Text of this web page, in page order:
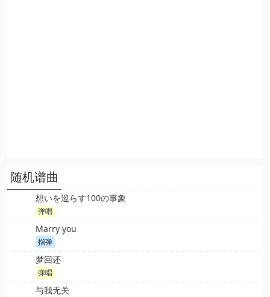
随机谱曲
想いを巡らす100の事象
弹唱
Marry you
指弹
梦回还
弹唱
与我无关